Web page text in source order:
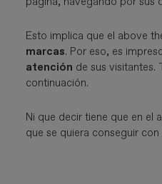
Esto implica que el above
marcas. Por eso, es
atención de sus visitantes.
continuación.
Ni que decir tiene que en el
que se quiera conseguir